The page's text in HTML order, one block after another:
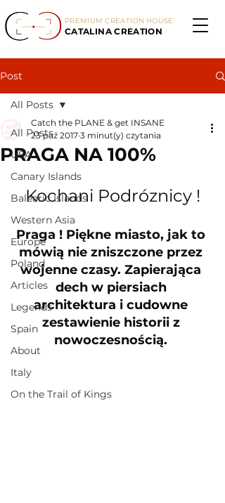
CATALINA CREATION
PREMIUM CREATION HOUSE
Post
All Posts
USA
Canary Islands
Balearic Islands
Western Asia
Europe
Poland
Articles
Legends
Spain
About
Italy
On the Trail of Kings
All Posts
PRAGA NA 100%
Catch the PLANE & get INSANE
23 paź 2017 3 minut(y) czytania
Kochani Podróznicy !
Praga ! Piękne miasto, jak to
mówią nie zniszczone przez
wojenne czasy. Zapierająca
dech w piersiach
architektura i cudowne
zestawienie historii z
nowoczesnością.